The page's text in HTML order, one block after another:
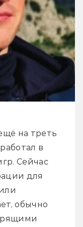
на треть
в
Сейчас
для
обычно